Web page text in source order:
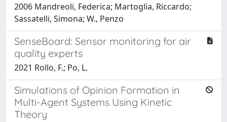
2006 Mandreoli, Federica; Martoglia, Riccardo;
Sassatelli, Simona; W., Penzo
SenseBoard: Sensor monitoring for air
quality experts
2021 Rollo, F.; Po, L.
Simulations of Opinion Formation in
Multi-Agent Systems Using Kinetic
Theory